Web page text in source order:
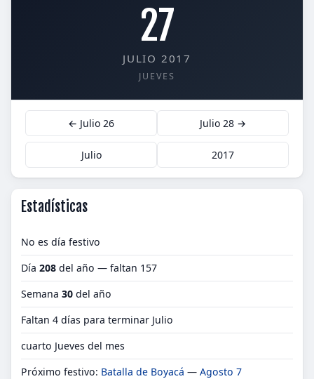
27
JULIO 2017
JUEVES
← Julio 26 Julio 28 →
Julio 2017
Estadísticas
No es día festivo
Día 208 del año — faltan 157
Semana 30 del año
Faltan 4 días para terminar Julio
cuarto Jueves del mes
Próximo festivo: Batalla de Boyacá — Agosto 7